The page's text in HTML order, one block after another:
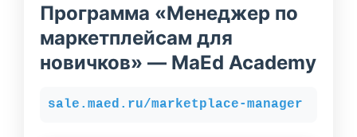
Программа «Менеджер по
маркетплейсам для
новичков» — MaEd Academy
sale.maed.ru/marketplace-manager